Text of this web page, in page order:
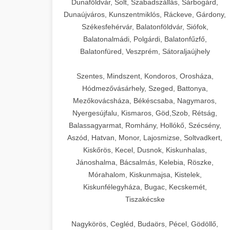
Dunaföldvár, Solt, Szabadszállás, Sárbogárd,
Dunaújváros, Kunszentmiklós, Ráckeve, Gárdony,
Székesfehérvár, Balatonföldvár, Siófok,
Balatonalmádi, Polgárdi, Balatonfűzfő,
Balatonfüred, Veszprém, Sátoraljaújhely
Szentes, Mindszent, Kondoros, Orosháza,
Hódmezővásárhely, Szeged, Battonya,
Mezőkovácsháza, Békéscsaba, Nagymaros,
Nyergesújfalu, Kismaros, Göd,Szob, Rétság,
Balassagyarmat, Romhány, Hollókő, Szécsény,
Aszód, Hatvan, Monor, Lajosmizse, Soltvadkert,
Kiskőrös, Kecel, Dusnok, Kiskunhalas,
Jánoshalma, Bácsalmás, Kelebia, Röszke,
Mórahalom, Kiskunmajsa, Kistelek,
Kiskunfélegyháza, Bugac, Kecskemét,
Tiszakécske
Nagykörös, Cegléd, Budaörs, Pécel, Gödöllő,